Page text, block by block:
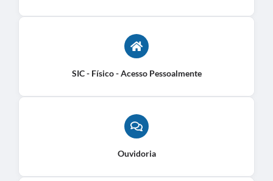
SIC - Físico - Acesso Pessoalmente
Ouvidoria